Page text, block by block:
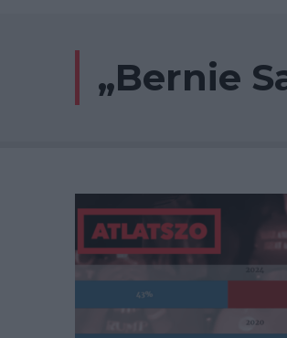
„Bernie